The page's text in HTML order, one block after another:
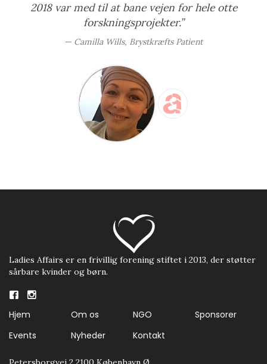
2018 var med til at bane vejen for hele otte
forskningsprojekter.”
Camilla Wills, Brystkræfts Patient
Ladies Affairs er en frivillig forening stiftet i 2013, der støtter
sårbare kvinder og børn.
Hjem Om os NGO
Sponsorer
Events
Nyheder Kontakt